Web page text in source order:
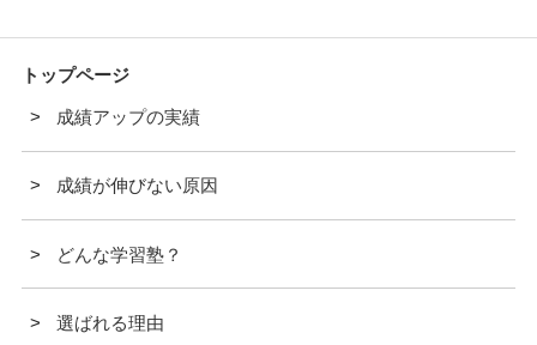
トップページ
成績アップの実績
成績が伸びない原因
どんな学習塾？
選ばれる理由